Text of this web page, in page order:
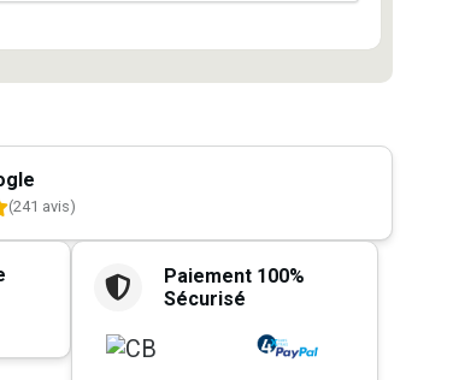
(241 avis)
Paiement 100%
Sécurisé